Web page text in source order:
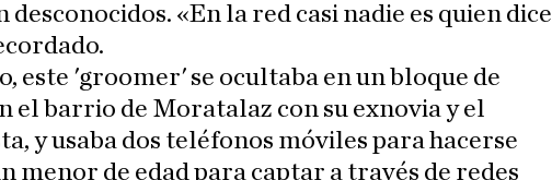
desconocidos. «En la red casi nadie es quien dice
este 'groomer' se ocultaba en un bloque de
el barrio de Moratalaz con su exnovia y el
y usaba dos teléfonos móviles para hacerse
menor de edad para captar a través de redes